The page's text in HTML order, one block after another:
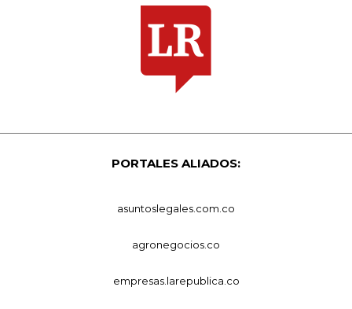
PORTALES ALIADOS:
asuntoslegales.com.co
agronegocios.co
empresas.larepublica.co